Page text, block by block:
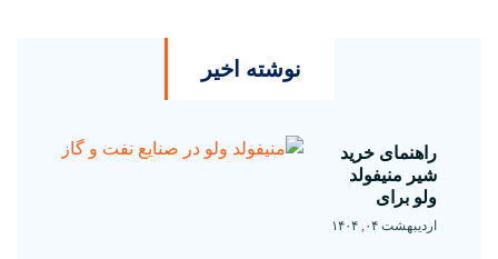
نوشته اخیر
راهنمای خرید
شیر منیفولد
ولو برای
اردیبهشت ۰۴, ۱۴۰۴